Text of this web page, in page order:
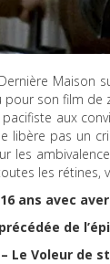
Maison
son film
aux
libère pas un
les
les rétines,
ans avec
de
Le Voleur de